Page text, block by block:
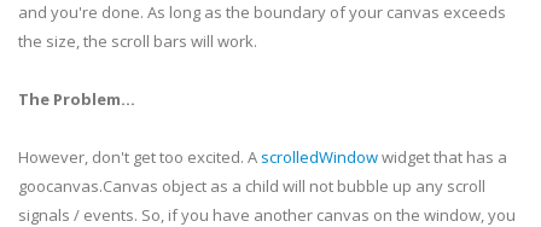
and you're done. As long as the boundary of your canvas exceeds
the size, the scroll bars will work.
The Problem...
However, don't get too excited. A scrolledWindowwidget that has a
goocanvas.Canvas object as a child will not bubble up any scroll
signals / events. So, if you have another canvas on the window, you